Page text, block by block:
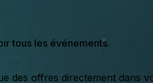
tous les événements.
des offres directement dans